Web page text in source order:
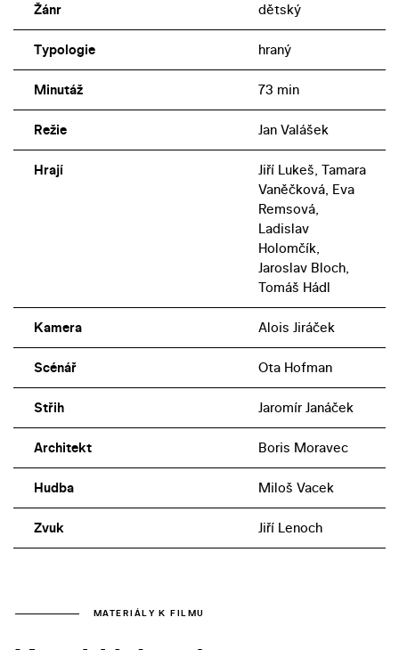
Žánr dětský
Typologie hraný
Minutáž 73 min
Režie Jan Valášek
Hrají
Jiří Lukeš, Tamara
Vaněčková, Eva
Remsová,
Ladislav
Holomčík,
Jaroslav Bloch,
Tomáš Hádl
Kamera Alois Jiráček
Scénář Ota Hofman
Střih Jaromír Janáček
Architekt Boris Moravec
Hudba Miloš Vacek
Zvuk Jiří Lenoch
MATERIÁLY K FILMU